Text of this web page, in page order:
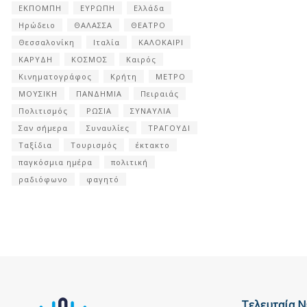
ΕΚΠΟΜΠΗ
ΕΥΡΩΠΗ
Ελλάδα
Ηρώδειο
ΘΑΛΑΣΣΑ
ΘΕΑΤΡΟ
Θεσσαλονίκη
Ιταλία
ΚΑΛΟΚΑΙΡΙ
ΚΑΡΥΔΗ
ΚΟΣΜΟΣ
Καιρός
Κινηματογράφος
Κρήτη
ΜΕΤΡΟ
ΜΟΥΣΙΚΗ
ΠΑΝΔΗΜΙΑ
Πειραιάς
Πολιτισμός
ΡΩΣΙΑ
ΣΥΝΑΥΛΙΑ
Σαν σήμερα
Συναυλίες
ΤΡΑΓΟΥΔΙ
Ταξίδια
Τουρισμός
έκτακτο
παγκόσμια ημέρα
πολιτική
ραδιόφωνο
φαγητό